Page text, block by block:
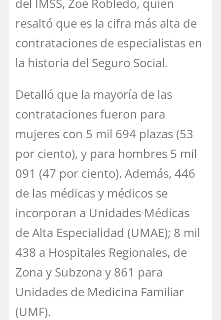
resaltó que es la cifra más alta de
contrataciones de especialistas en
la historia del Seguro Social.
Detalló que la mayoría de las
contrataciones fueron para
mujeres con 5 mil 694 plazas (53
por ciento), y para hombres 5 mil
091 (47 por ciento). Además, 446
de las médicas y médicos se
incorporan a Unidades Médicas
de Alta Especialidad (UMAE); 8 mil
438 a Hospitales Regionales, de
Zona y Subzona y 861 para
Unidades de Medicina Familiar
(UMF).